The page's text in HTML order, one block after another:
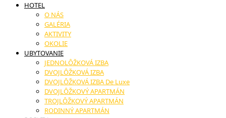
HOTEL
O NÁS
GALÉRIA
AKTIVITY
OKOLIE
UBYTOVANIE
JEDNOLÔŽKOVÁ IZBA
DVOJLÔŽKOVÁ IZBA
DVOJLÔŽKOVÁ IZBA De Luxe
DVOJLÔŽKOVÝ APARTMÁN
TROJLÔŽKOVÝ APARTMÁN
RODINNÝ APARTMÁN